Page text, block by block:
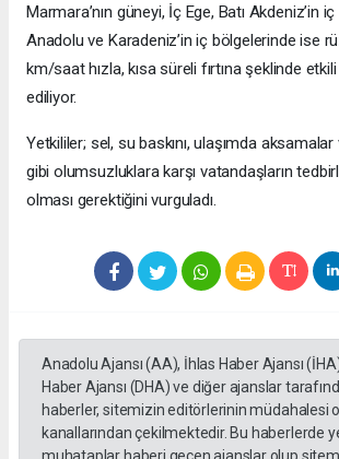
Marmara’nın güneyi, İç Ege, Batı Akdeniz’in
Anadolu ve Karadeniz’in iç bölgelerinde ise
km/saat hızla, kısa süreli fırtına şeklinde
ediliyor.
Yetkililer; sel, su baskını, ulaşımda aksamalar
gibi olumsuzluklara karşı vatandaşların
olması gerektiğini vurguladı.
Anadolu Ajansı (AA), İhlas Haber Ajansı
Haber Ajansı (DHA) ve diğer ajanslar
haberler, sitemizin editörlerinin müdahalesi
kanallarından çekilmektedir. Bu haberlerde
muhataplar haberi geçen ajanslar olup